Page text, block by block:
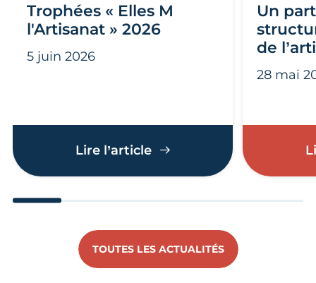
Trophées « Elles M
l'Artisanat » 2026
5 juin 2026
Lire l’articleTrophées « Elles M
Un
de
28 mai
TOUTES LES ACTUALITÉS